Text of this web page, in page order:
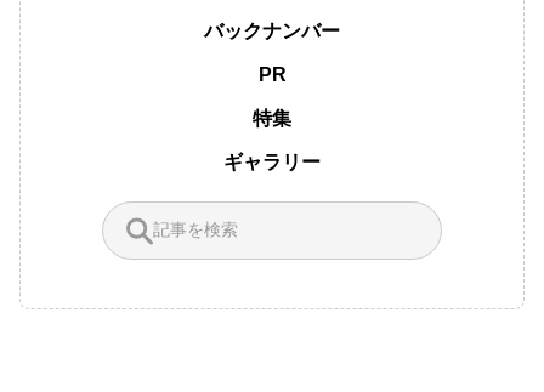
バックナンバー
PR
特集
ギャラリー